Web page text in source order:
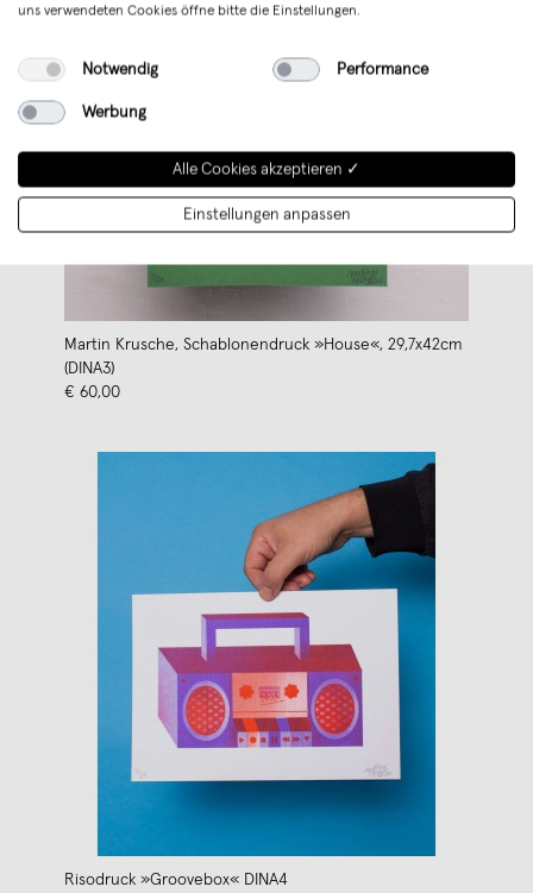
Martin Krusche, Schablonendruck »House«, 29,7x42cm
(DINA3)
€ 60,00
Risodruck »Groovebox« DINA4
uns verwendeten Cookies öffne bitte die Einstellungen.
Notwendig Performance
Werbung
Alle Cookies akzeptieren ✓
Einstellungen anpassen